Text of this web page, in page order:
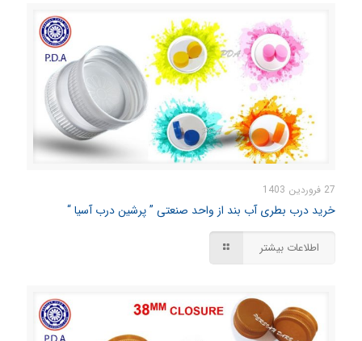
27 فروردین 1403
خرید درب بطری آب بند از واحد صنعتی ” پرشین درب آسیا “
اطلاعات بیشتر